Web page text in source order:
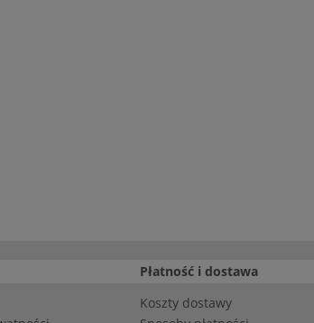
Płatność i dostawa
Koszty dostawy